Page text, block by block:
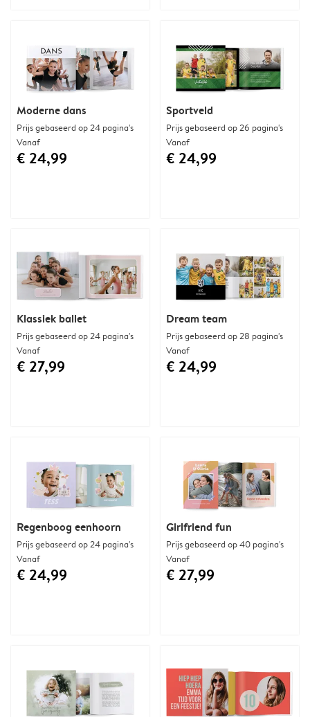
Moderne dans
Prijs gebaseerd op 24 pagina's
Vanaf
€ 24,99
Klassiek ballet
Prijs gebaseerd op 24 pagina's
Vanaf
€ 27,99
Sportveld
Prijs gebaseerd op 26 pagina's
Vanaf
€ 24,99
Regenboog eenhoorn
Prijs gebaseerd op 24 pagina's
Vanaf
€ 24,99
Dream team
Prijs gebaseerd op 28 pagina's
Vanaf
€ 24,99
Girlfriend fun
Prijs gebaseerd op 40 pagina's
Vanaf
€ 27,99